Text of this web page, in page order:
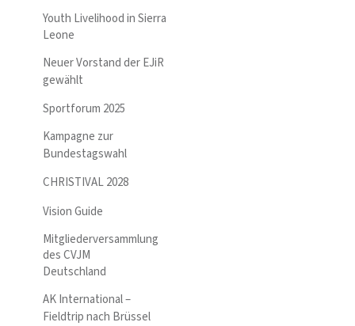
Youth Livelihood in Sierra
Leone
Neuer Vorstand der EJiR
gewählt
Sportforum 2025
Kampagne zur
Bundestagswahl
CHRISTIVAL 2028
Vision Guide
Mitgliederversammlung
des CVJM
Deutschland
AK International –
Fieldtrip nach Brüssel